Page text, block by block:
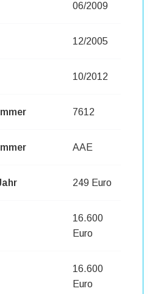
06/2009
12/2005
10/2012
7612
AAE
249 Euro
16.600
Euro
16.600
Euro